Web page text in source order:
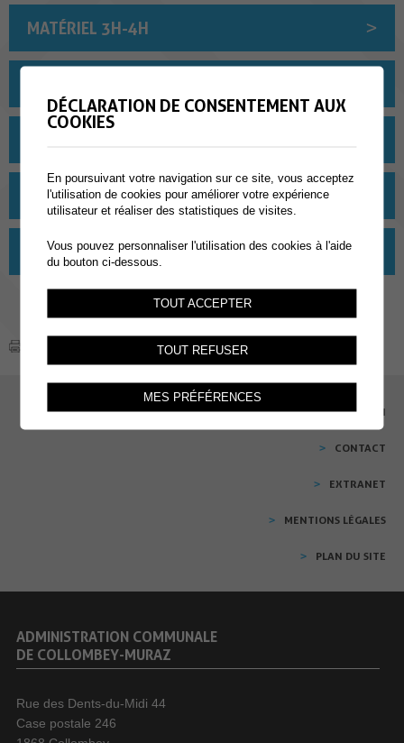
MATÉRIEL 3H-4H
MATÉRIEL 8H
MATÉRIEL 9CO À 11CO
EMPLOI
CONTACT
EXTRANET
MENTIONS LÉGALES
PLAN DU SITE
ADMINISTRATION COMMUNALE
DE COLLOMBEY-MURAZ
Rue des Dents-du-Midi 44
Case postale 246
DÉCLARATION DE CONSENTEMENT AUX
COOKIES
En poursuivant votre navigation sur ce site, vous acceptez
l'utilisation de cookies pour améliorer votre expérience
utilisateur et réaliser des statistiques de visites.
Vous pouvez personnaliser l'utilisation des cookies à l'aide
du bouton ci-dessous.
TOUT ACCEPTER
TOUT REFUSER
MES PRÉFÉRENCES